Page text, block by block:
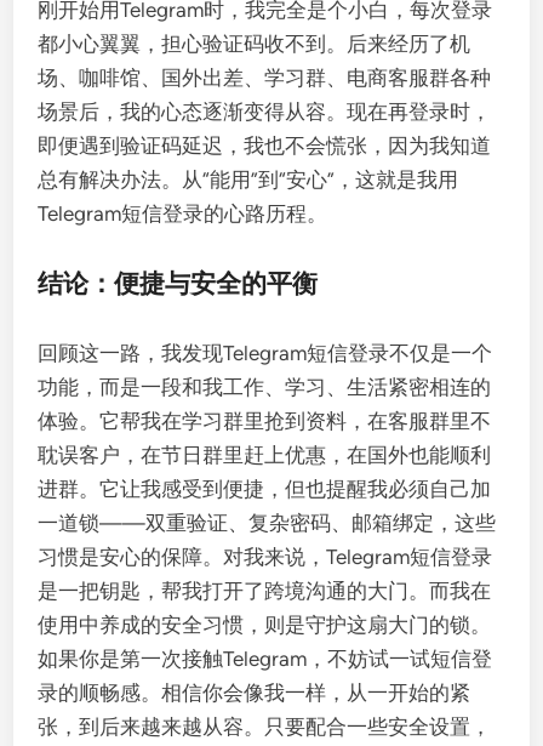
刚开始用Telegram时，我完全是个小白，每次登录
都小心翼翼，担心验证码收不到。后来经历了机
场、咖啡馆、国外出差、学习群、电商客服群各种
场景后，我的心态逐渐变得从容。现在再登录时，
即便遇到验证码延迟，我也不会慌张，因为我知道
总有解决办法。从“能用”到“安心”，这就是我用
Telegram短信登录的心路历程。
结论：便捷与安全的平衡
回顾这一路，我发现Telegram短信登录不仅是一个
功能，而是一段和我工作、学习、生活紧密相连的
体验。它帮我在学习群里抢到资料，在客服群里不
耽误客户，在节日群里赶上优惠，在国外也能顺利
进群。它让我感受到便捷，但也提醒我必须自己加
一道锁——双重验证、复杂密码、邮箱绑定，这些
习惯是安心的保障。对我来说，Telegram短信登录
是一把钥匙，帮我打开了跨境沟通的大门。而我在
使用中养成的安全习惯，则是守护这扇大门的锁。
如果你是第一次接触Telegram，不妨试一试短信登
录的顺畅感。相信你会像我一样，从一开始的紧
张，到后来越来越从容。只要配合一些安全设置，